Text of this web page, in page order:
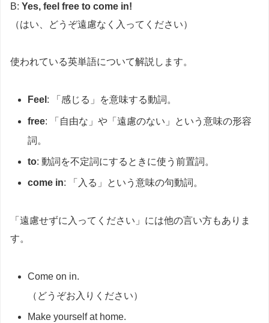
B: Yes, feel free to come in!
（はい、どうぞ遠慮なく入ってください）
使われている英単語について解説します。
Feel : 「感じる」を意味する動詞。
free: 「自由な」や「遠慮のない」という意味の形容
詞。
to: 動詞を不定詞にするときに使う前置詞。
come in: 「入る」という意味の句動詞。
「遠慮せずに入ってください」には他の言い方もありま
す。
Come on in.
（どうぞお入りください）
Make yourself at home.